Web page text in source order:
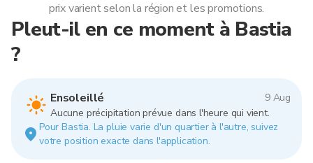
Pleut-il en ce moment à Bastia
?
Ensoleillé
9 Aug
Aucune précipitation prévue dans l'heure qui vient.
Pour Bastia. La pluie varie d'un quartier à l'autre, suivez
votre position exacte dans l'application.
prix varient selon la région et les promotions.